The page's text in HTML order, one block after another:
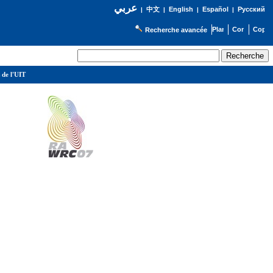
عربي| 中文| English | Español | Русский
Recherche avancée
de l'UIT